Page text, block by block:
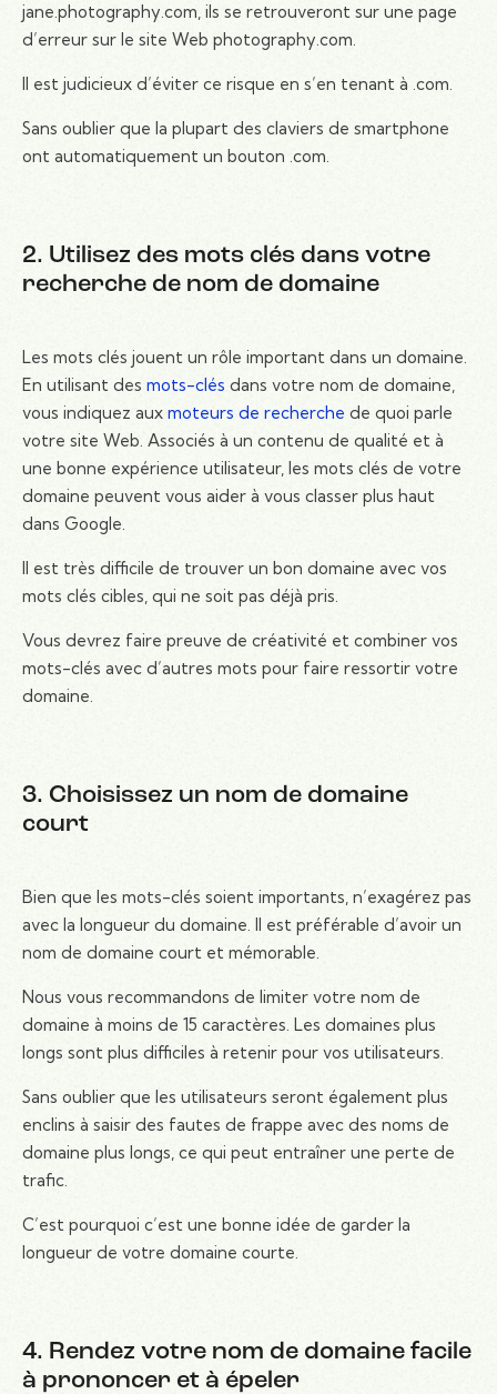
jane.photography.com, ils se retrouveront sur une page
d’erreur sur le site Web photography.com.
Il est judicieux d’éviter ce risque en s’en tenant à .com.
Sans oublier que la plupart des claviers de smartphone
ont automatiquement un bouton .com.
2. Utilisez des mots clés dans votre
recherche de nom de domaine
Les mots clés jouent un rôle important dans un domaine.
En utilisant des mots-clés dans votre nom de domaine,
vous indiquez aux moteurs de recherche de quoi parle
votre site Web. Associés à un contenu de qualité et à
une bonne expérience utilisateur, les mots clés de votre
domaine peuvent vous aider à vous classer plus haut
dans Google.
Il est très difficile de trouver un bon domaine avec vos
mots clés cibles, qui ne soit pas déjà pris.
Vous devrez faire preuve de créativité et combiner vos
mots-clés avec d’autres mots pour faire ressortir votre
domaine.
3. Choisissez un nom de domaine
court
Bien que les mots-clés soient importants, n’exagérez pas
avec la longueur du domaine. Il est préférable d’avoir un
nom de domaine court et mémorable.
Nous vous recommandons de limiter votre nom de
domaine à moins de 15 caractères. Les domaines plus
longs sont plus difficiles à retenir pour vos utilisateurs.
Sans oublier que les utilisateurs seront également plus
enclins à saisir des fautes de frappe avec des noms de
domaine plus longs, ce qui peut entraîner une perte de
trafic.
C’est pourquoi c’est une bonne idée de garder la
longueur de votre domaine courte.
4. Rendez votre nom de domaine facile
à prononcer et à épeler